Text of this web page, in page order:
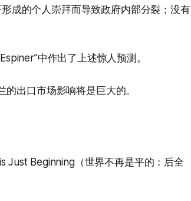
成的个人崇拜而导致政府内部分裂；没有
中作出了上述惊人预测。
出口市场影响将是巨大的。
Just Beginning（世界不再是平的：后全